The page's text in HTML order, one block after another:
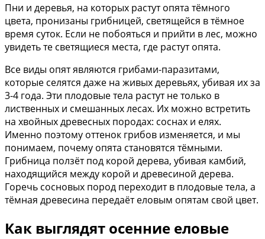
Пни и деревья, на которых растут опята тёмного
цвета, пронизаны грибницей, светящейся в тёмное
время суток. Если не побояться и прийти в лес, можно
увидеть те светящиеся места, где растут опята.
Все виды опят являются грибами-паразитами,
которые селятся даже на живых деревьях, убивая их за
3-4 года. Эти плодовые тела растут не только в
лиственных и смешанных лесах. Их можно встретить
на хвойных древесных породах: соснах и елях.
Именно поэтому оттенок грибов изменяется, и мы
понимаем, почему опята становятся тёмными.
Грибница ползёт под корой дерева, убивая камбий,
находящийся между корой и древесиной дерева.
Горечь сосновых пород переходит в плодовые тела, а
тёмная древесина передаёт еловым опятам свой цвет.
Как выглядят осенние еловые